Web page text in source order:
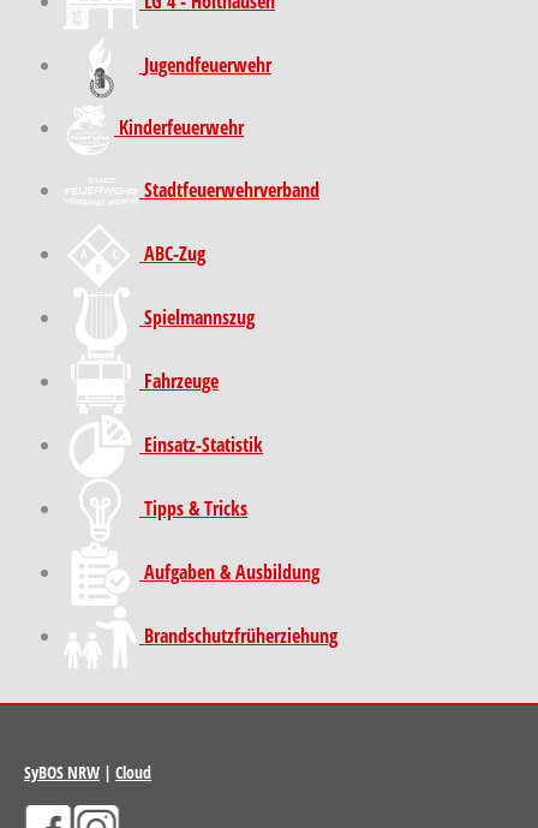
Jugendfeuerwehr
Kinder­feuer­wehr
Stadt­feuer­wehr­verband
ABC-Zug
Spielmannszug
Fahrzeuge
Einsatz-Statistik
Tipps & Tricks
Aufgaben & Ausbildung
Brand­schutz­früh­erziehung
SyBOS NRW | Cloud